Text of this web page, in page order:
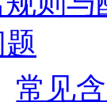
常见